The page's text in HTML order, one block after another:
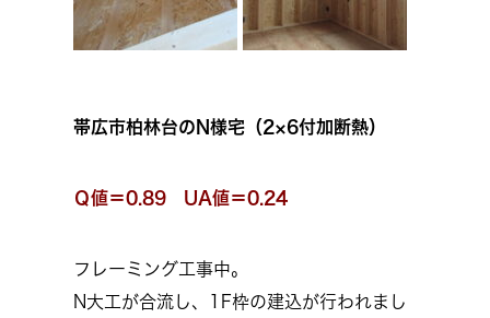
帯広市柏林台のN様宅（2×6付加断熱）
Ｑ値＝0.89 UA値＝0.24
フレーミング工事中。
N大工が合流し、1F枠の建込が行われまし